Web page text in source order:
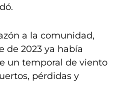
a la comunidad,
de 2023 ya había
un temporal de viento
pérdidas y